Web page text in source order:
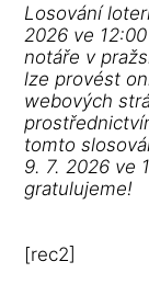
Losování
2026 ve
notáře v
lze provést
webových
tomto
9. 7. 2026 ve
gratulujeme!
[rec2]